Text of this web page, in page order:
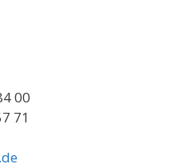
00
71